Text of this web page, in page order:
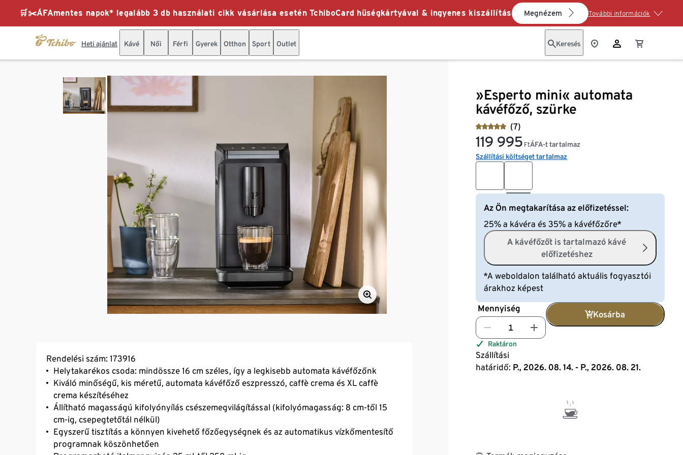
🛒✂️ÁFAmentes napok* legalább 3 db használati cikk vásárlása esetén TchiboCard hűségkártyával & ingyenes kiszállítás Megnézem További információk
Heti ajánlat Kávé Női Férfi Gyerek Otthon Sport Outlet Keresés
»Esperto mini« automata
kávéfőző, szürke
(7)
119 995 FtÁFA-t tartalmaz
Szállítási költséget tartalmaz
Az Ön megtakarítása az előfizetéssel:
25% a kávéra és 35% a kávéfőzőre*
A kávéfőzőt is tartalmazó kávé
előfizetéshez
*A weboldalon található aktuális fogyasztói
árakhoz képest
Mennyiség
Kosárba
Raktáron
Szállítási
határidő: P., 2026. 08. 14. - P., 2026. 08. 21.
Rendelési szám: 173916
Helytakarékos csoda: mindössze 16 cm széles, így a legkisebb automata kávéfőzőnk
Kiváló minőségű, kis méretű, automata kávéfőző eszpresszó, caffè crema és XL caffè
crema készítéséhez
Állítható magasságú kifolyónyílás csészemegvilágítással (kifolyómagasság: 8 cm-től 15
cm-ig, csepegtetőtál nélkül)
Egyszerű tisztítás a könnyen kivehető főzőegységnek és az automatikus vízkőmentesítő
programnak köszönhetően